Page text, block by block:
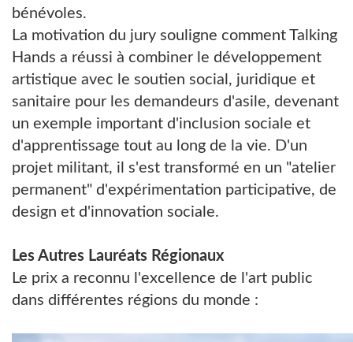
bénévoles.
La motivation du jury souligne comment Talking
Hands a réussi à combiner le développement
artistique avec le soutien social, juridique et
sanitaire pour les demandeurs d'asile, devenant
un exemple important d'inclusion sociale et
d'apprentissage tout au long de la vie. D'un
projet militant, il s'est transformé en un "atelier
permanent" d'expérimentation participative, de
design et d'innovation sociale.
Les Autres Lauréats Régionaux
Le prix a reconnu l'excellence de l'art public
dans différentes régions du monde :